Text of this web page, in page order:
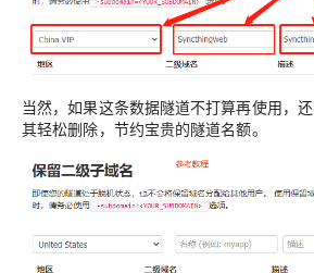
当然，如果这条数据隧道不打算再使用，
其轻松删除，节约宝贵的隧道名额。